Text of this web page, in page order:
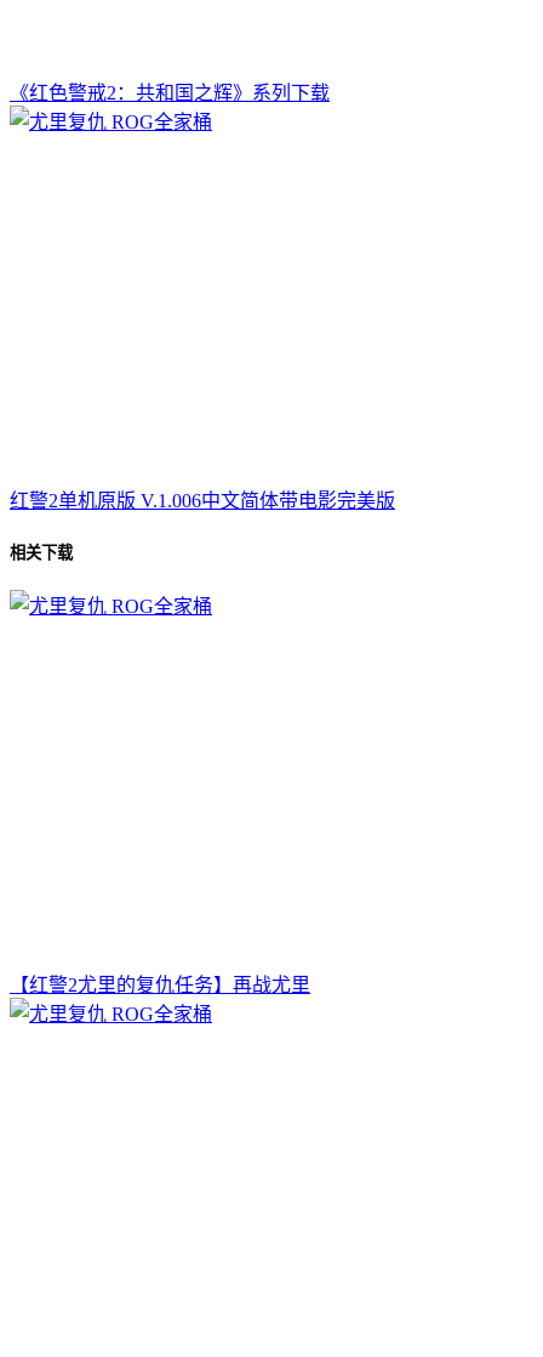
《红色警戒2：共和国之辉》系列下载
红警2单机原版 V.1.006中文简体带电影完美版
相关下载
【红警2尤里的复仇任务】再战尤里